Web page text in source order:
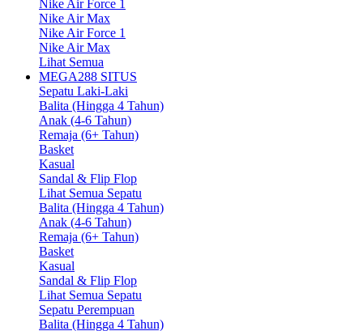
Nike Air Force 1
Nike Air Max
Nike Air Force 1
Nike Air Max
Lihat Semua
MEGA288 SITUS
Sepatu Laki-Laki
Balita (Hingga 4 Tahun)
Anak (4-6 Tahun)
Remaja (6+ Tahun)
Basket
Kasual
Sandal & Flip Flop
Lihat Semua Sepatu
Balita (Hingga 4 Tahun)
Anak (4-6 Tahun)
Remaja (6+ Tahun)
Basket
Kasual
Sandal & Flip Flop
Lihat Semua Sepatu
Sepatu Perempuan
Balita (Hingga 4 Tahun)